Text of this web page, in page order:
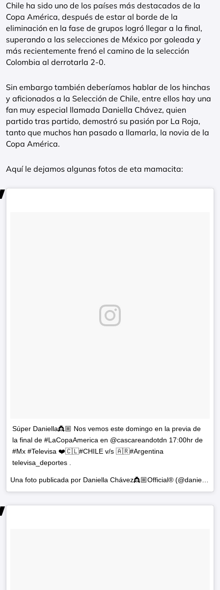
Chile ha sido uno de los países más destacados de la
Copa América, después de estar al borde de la
eliminación en la fase de grupos logró llegar a la final,
superando a las selecciones de México por goleada y
más recientemente frenó el camino de la selección
Colombia al derrotarla 2-0.
Sin embargo también deberíamos hablar de los hinchas
y aficionados a la Selección de Chile, entre ellos hay una
fan muy especial llamada Daniella Chávez, quien
partido tras partido, demostró su pasión por La Roja,
tanto que muchos han pasado a llamarla, la novia de la
Copa América.
Aquí le dejamos algunas fotos de eta mamacita:
Súper Daniella👸🏼 Nos vemos este domingo en la previa de
la final de #LaCopaAmerica en @cascareandotdn 17:00hr de
#Mx #Televisa ❤️🇨🇱#CHILE v/s 🇦🇷#Argentina
televisa_deportes .